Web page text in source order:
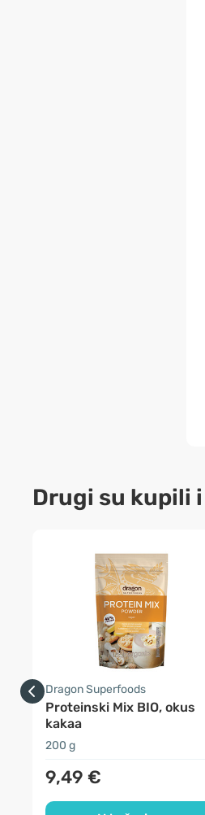
Drugi su kupili i
Dragon Superfoods
Proteinski Mix BIO, okus
kakaa
200 g
9,49 €